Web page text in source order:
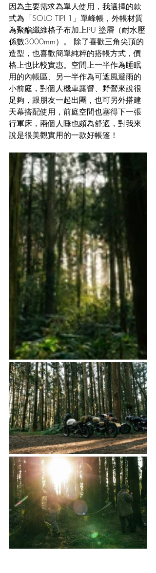
因為主要需求為單人使用，我選擇的款
式為「SOLO TIPI 1」單峰帳，外帳材質
為聚酯纖維格子布加上PU 塗層（耐水壓
係數3000mm）。 除了喜歡三角尖頂的
造型，也喜歡簡單純粹的搭帳方式，價
格上也比較實惠。空間上一半作為睡眠
用的內帳區、另一半作為可遮風避雨的
小前庭，對個人機車露營、野營來說很
足夠，跟朋友一起出團，也可另外搭建
天幕搭配使用，前庭空間也塞得下一張
行軍床，兩個人睡也頗為舒適，對我來
說是很美觀實用的一款好帳篷！